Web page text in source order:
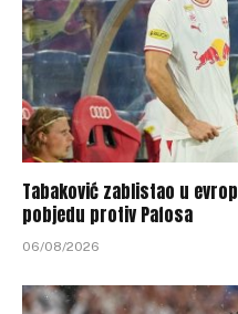
Tabaković zablistao u
pobjedu protiv Pafosa
06/08/2026